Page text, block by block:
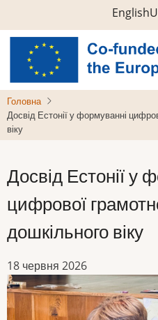
основного
вмісту
English
Головна
Досвід Естонії у формуванні
віку
Досвід Естонії у
цифрової
дошкільного віку
18 червня 2026